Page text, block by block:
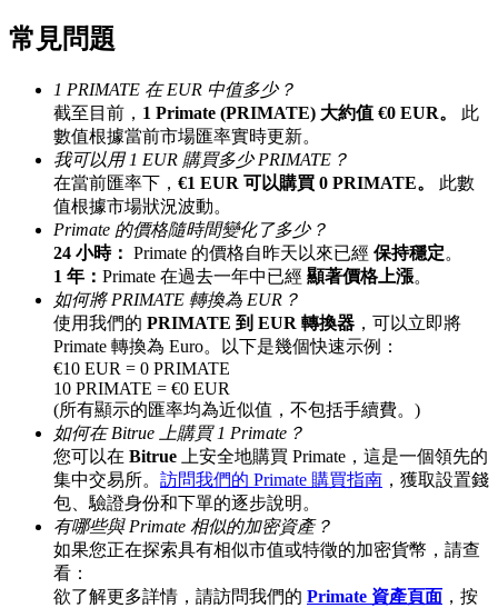
Bitrue渠道合伙人
最高達65%佣金！
邀请好友
邀請朋友獲得現金獎勵
BTC 專享獎勵
常見問題
1 PRIMATE 在 EUR 中值多少？
截至目前， 1 Primate (PRIMATE) 大約值 €0 EUR。
此
數值根據當前市場匯率實時更新。
我可以用 1 EUR 購買多少 PRIMATE？
在當前匯率下， €1 EUR 可以購買 0 PRIMATE。
此數
值根據市場狀況波動。
Primate 的價格隨時間變化了多少？
24 小時： Primate 的價格自昨天以來已經 保持穩定。
1 年： Primate 在過去一年中已經 顯著價格上漲。
如何將 PRIMATE 轉換為 EUR？
使用我們的 PRIMATE 到 EUR 轉換器 ，可以立即將
Primate 轉換為 Euro。以下是幾個快速示例：
€10 EUR = 0 PRIMATE
10 PRIMATE = €0 EUR
(所有顯示的匯率均為近似值，不包括手續費。)
如何在 Bitrue 上購買 1 Primate？
您可以在 Bitrue 上安全地購買 Primate，這是一個領先的
集中交易所。 訪問我們的 Primate 購買指南 ，獲取設置錢
包、驗證身份和下單的逐步說明。
有哪些與 Primate 相似的加密資產？
如果您正在探索具有相似市值或特徵的加密貨幣，請查
看：
欲了解更多詳情，請訪問我們的 Primate 資產頁面 ，按